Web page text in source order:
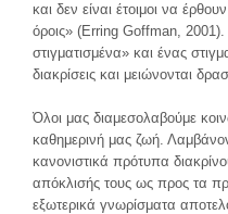
και δεν είναι έτοιμοι να
όροις» (Erring Goffman, 2001).
στιγματισμένα» και ένας
διακρίσεις και μειώνονται
Όλοι μας διαμεσολαβούμε
καθημερινή μας ζωή.
κανονιστικά πρότυπα
απόκλισής τους ως προς τα
εξωτερικά γνωρίσματα